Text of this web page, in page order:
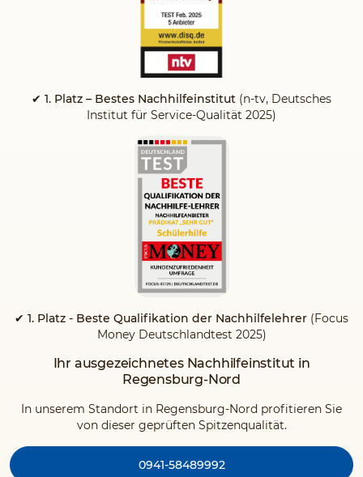
✔ 1. Platz – Bestes Nachhilfeinstitut (n-tv, Deutsches
Institut für Service-Qualität 2025)
✔ 1. Platz - Beste Qualifikation der Nachhilfelehrer (Focus
Money Deutschlandtest 2025)
Ihr ausgezeichnetes Nachhilfeinstitut in
Regensburg-Nord
In unserem Standort in Regensburg-Nord profitieren Sie
von dieser geprüften Spitzenqualität.
0941-58489992